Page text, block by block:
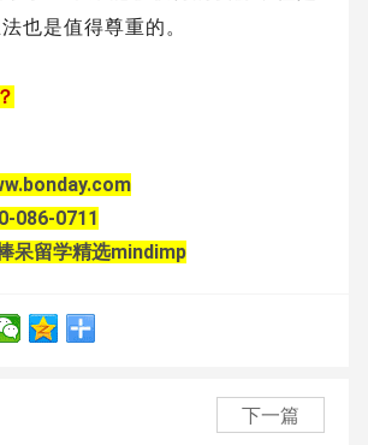
也是值得尊重的。
086-0711
呆留学精选mindimp
下一篇